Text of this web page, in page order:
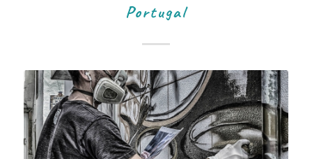
Portugal